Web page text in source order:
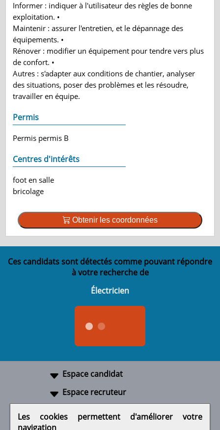
Informer : indiquer à l'utilisateur des règles de bonne
exploitation. •
Maintenir : assurer l'entretien, et le dépannage des
équipements. •
Rénover : modifier un équipement pour tendre vers plus
de confort. •
Autres : s'adapter aux conditions de chantier, analyser
des situations, poser des problèmes et les résoudre,
travailler en équipe.
Permis
Permis permis B
Centres d'intérêts
foot en salle
bricolage
Obtenir les coordonnées
Ces candidats sont détectés comme pouvant répondre
à votre recherche de
Électricien
Espace candidat
Espace recruteur
Les cookies permettent d'améliorer votre
navigation